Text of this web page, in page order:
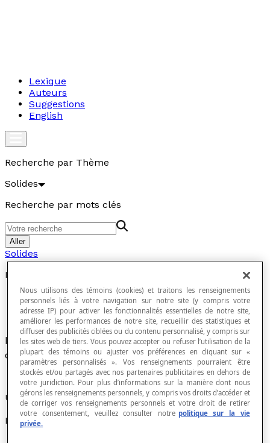
Lexique
Auteurs
Suggestions
English
Recherche par Thème
Solides
Recherche par mots clés
Aller
Solides
Bipyramide
Polyèdre obtenu en accolant base contre base
deuxpyramidesrégulières isométriques.
Une bipyramide est aussi appelée undiamant.
L'
octaèdre régulier est la seule bipyramide régulière.
Nous utilisons des témoins (cookies) et traitons les renseignements
personnels liés à votre navigation sur notre site (y compris votre
adresse IP) pour activer les fonctionnalités essentielles de notre site,
améliorer les performances de notre site, recueillir des statistiques et
diffuser des publicités ciblées ou du contenu personnalisé, y compris sur
les sites web de tiers. Vous pouvez accepter ou refuser l’utilisation de la
plupart des témoins ou ajuster vos préférences en cliquant sur «
paramètres personnalisés ». Vos renseignements pourraient être
stockés et/ou partagés avec nos partenaires publicitaires en dehors de
votre juridiction. Pour plus d’informations sur la manière dont nous
gérons les renseignements personnels, y compris vos droits d’accéder et
de corriger vos renseignements personnels et votre droit de retirer
votre consentement, veuillez consulter notre politique sur la vie
privée.